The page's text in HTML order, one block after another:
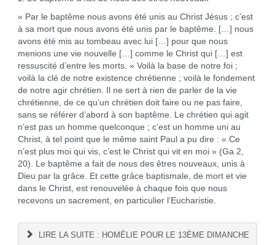
« Par le baptême nous avons été unis au Christ Jésus ; c’est
à sa mort que nous avons été unis par le baptême. […] nous
avons été mis au tombeau avec lui […] pour que nous
menions une vie nouvelle […] comme le Christ qui […] est
ressuscité d’entre les morts. » Voilà la base de notre foi ;
voilà la clé de notre existence chrétienne ; voilà le fondement
de notre agir chrétien. Il ne sert à rien de parler de la vie
chrétienne, de ce qu’un chrétien doit faire ou ne pas faire,
sans se référer d’abord à son baptême. Le chrétien qui agit
n’est pas un homme quelconque ; c’est un homme uni au
Christ, à tel point que le même saint Paul a pu dire : « Ce
n’est plus moi qui vis, c’est le Christ qui vit en moi » (Ga 2,
20). Le baptême a fait de nous des êtres nouveaux, unis à
Dieu par la grâce. Et cette grâce baptismale, de mort et vie
dans le Christ, est renouvelée à chaque fois que nous
recevons un sacrement, en particulier l’Eucharistie.
LIRE LA SUITE : HOMÉLIE POUR LE 13ÈME DIMANCHE